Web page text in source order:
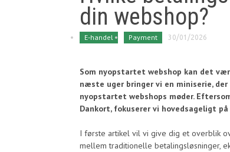
din webshop?
E-handel Payment 30/01/2026
Som nyopstartet webshop kan det
næste uger bringer vi en miniserie,
nyopstartet webshops møder.
Dankort, fokuserer vi hovedsageligt
I første artikel vil vi give dig et overblik
mellem traditionelle betalingsløsninger,